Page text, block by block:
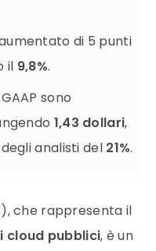
di 5 punti
il 9,8%.
sono
1,43 dollari,
analisti del 21%.
che rappresenta il
cloud pubblici, è un